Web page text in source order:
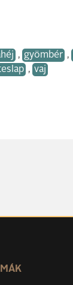
, gyömbér ,
, vaj